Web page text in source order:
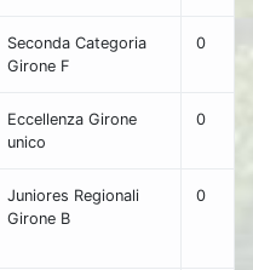
Seconda Categoria
Girone F
0
Eccellenza Girone
unico
0
Juniores Regionali
Girone B
0